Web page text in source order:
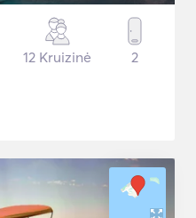
12 Kruizinė 2